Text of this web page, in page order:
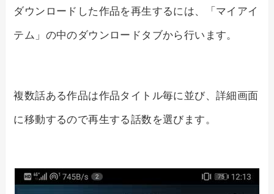
ダウンロードした作品を再生するには、「マイアイ
テム」の中のダウンロードタブから行います。
複数話ある作品は作品タイトル毎に並び、詳細画面
に移動するので再生する話数を選びます。